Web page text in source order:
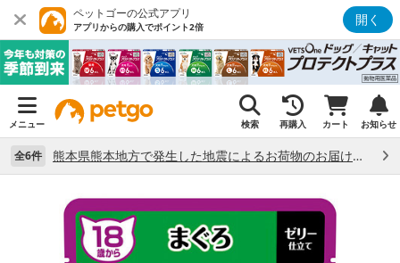
ペットゴーの公式アプリ
アプリからの購入でポイント2倍 開く
メニュー 検索 再購入 カート お知らせ
全6件 熊本県熊本地方で発生した地震によるお荷物のお届け状況について （7/28）